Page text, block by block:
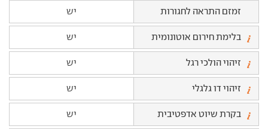
זמזם התראה לחגורות יש
בלימת חירום אוטונומית יש
זיהוי הולכי רגל יש
זיהוי דו גלגלי יש
בקרת שיוט אדפטיבית יש